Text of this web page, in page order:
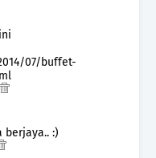
07/buffet-
berjaya.. :)